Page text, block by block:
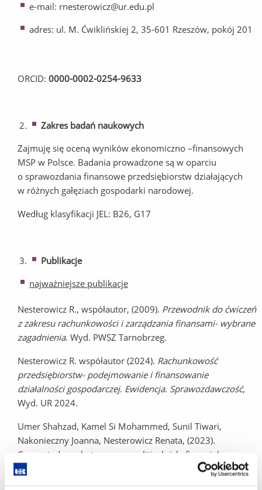
e-mail: rnesterowicz@ur.edu.pl
adres: ul. M. Ćwiklińskiej 2, 35-601 Rzeszów, pokój 201
ORCID: 0000-0002-0254-9633
Zakres badań naukowych
Zajmuję się oceną wyników ekonomiczno –finansowych
MSP w Polsce. Badania prowadzone są w oparciu
o sprawozdania finansowe przedsiębiorstw działających
w różnych gałęziach gospodarki narodowej.
Według klasyfikacji JEL: B26, G17
Publikacje
najważniejsze publikacje
Nesterowicz R., współautor, (2009). Przewodnik do ćwiczeń
z zakresu rachunkowości i zarządzania finansami- wybrane
zagadnienia. Wyd. PWSZ Tarnobrzeg.
Nesterowicz R. współautor (2024). Rachunkowość
przedsiębiorstw- podejmowanie i finansowanie
działalności gospodarczej. Ewidencja. Sprawozdawczość,
Wyd. UR 2024.
Umer Shahzad, Kamel Si Mohammed, Sunil Tiwari,
Nakonieczny Joanna, Nesterowicz Renata, (2023).
Connectedness between geopolitical risk, financial
instability indices and precious metals markets: Novel